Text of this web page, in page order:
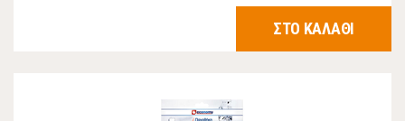
ΣΤΟ ΚΑΛΑΘΙ